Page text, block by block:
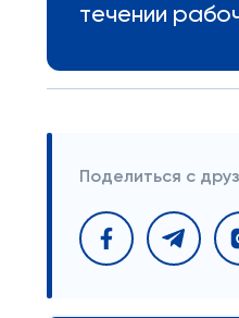
течении
Поделиться с